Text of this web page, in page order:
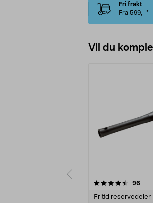
Fri frakt
Fra 599,–*
Vil du
96
Fritid reservedeler
4.0av 5